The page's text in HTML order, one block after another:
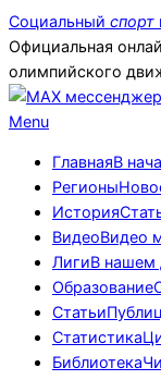
Skip
to
content
Социальный спорт
Официальная
олимпийского
Primary
Menu
Menu
ГлавнаяВ
Регионы
История
ВидеоВидео
ЛигиВ нашем
Образование
Статьи
Статистика
Библиотека